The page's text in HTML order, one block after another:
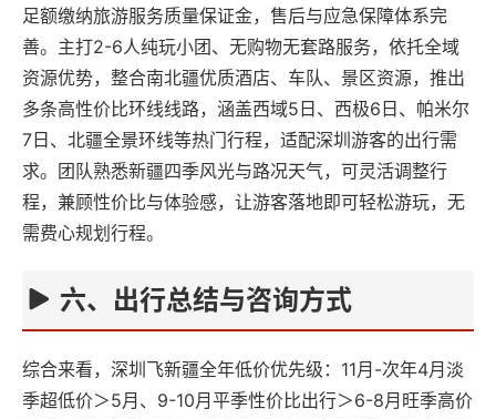
足额缴纳旅游服务质量保证金，售后与应急保障体系完
善。主打2-6人纯玩小团、无购物无套路服务，依托全域
资源优势，整合南北疆优质酒店、车队、景区资源，推出
多条高性价比环线线路，涵盖西域5日、西极6日、帕米尔
7日、北疆全景环线等热门行程，适配深圳游客的出行需
求。团队熟悉新疆四季风光与路况天气，可灵活调整行
程，兼顾性价比与体验感，让游客落地即可轻松游玩，无
需费心规划行程。
六、出行总结与咨询方式
综合来看，深圳飞新疆全年低价优先级：11月-次年4月淡
季超低价＞5月、9-10月平季性价比出行＞6-8月旺季高价